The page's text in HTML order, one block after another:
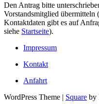
Den Antrag bitte
Vorstandsmitglied übermitteln
Kontaktdaten gibt es auf
siehe Startseite).
Impressum
Kontakt
Anfahrt
WordPress Theme | Square by